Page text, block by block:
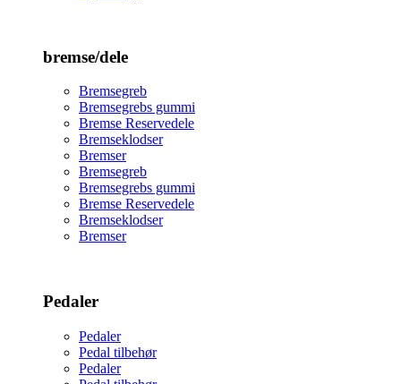
bremse/dele
Bremsegreb
Bremsegrebs gummi
Bremse Reservedele
Bremseklodser
Bremser
Bremsegreb
Bremsegrebs gummi
Bremse Reservedele
Bremseklodser
Bremser
Pedaler
Pedaler
Pedal tilbehør
Pedaler